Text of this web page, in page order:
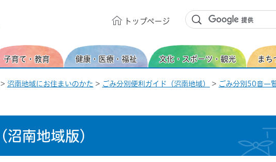
トップページ
子育て・教育 健康・医療・福祉 文化・スポーツ・観光 まち
> 沼南地域にお住まいのかた > ごみ分別便利ガイド（沼南地域） > ごみ分別50音一
（沼南地域版）